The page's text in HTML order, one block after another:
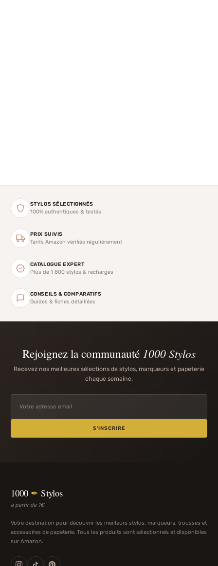
STYLOS SÉLECTIONNÉS
100% authentiques & testés
PRIX SUIVIS
Tarifs Amazon vérifiés régulièrement
CATALOGUE EXPERT
Plus de 1 800 stylos & recharges
CONSEILS & COMPARATIFS
Guides & fiches détaillées
Rejoignez la communauté 1000 Stylos
Recevez nos meilleures sélections de stylos, marqueurs et papeterie
chaque semaine.
S'INSCRIRE
1000 ✒ Stylos
à partir de 1€
Votre destination pour découvrir les meilleurs stylos, marqueurs, trousses et
accessoires de papeterie. Tous les produits sont sélectionnés et disponibles
sur Amazon.